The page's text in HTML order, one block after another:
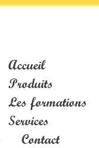
Accueil
Produits
Les formations
Services
Contact